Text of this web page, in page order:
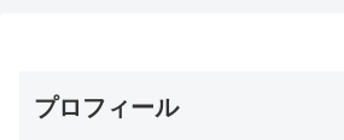
プロフィール